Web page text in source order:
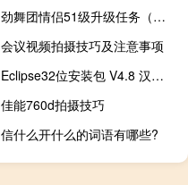
劲舞团情侣51级升级任务（劲舞团情侣心等级图）
会议视频拍摄技巧及注意事项
Eclipse32位安装包 V4.8 汉化破解版（Eclipse32位安装包 V4.8 汉化破解版功能简介）
佳能760d拍摄技巧
信什么开什么的词语有哪些?